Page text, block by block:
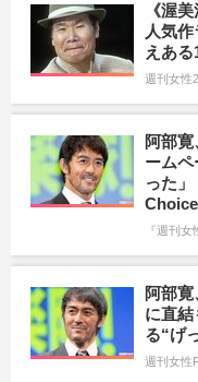
《渥
人気
えあ
週刊女性
阿部
ーム
った
Choice
『週刊
阿部
に直
る“げ
週刊女性